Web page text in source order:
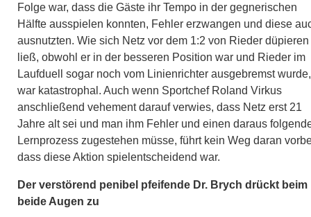
Folge war, dass die Gäste ihr Tempo in der gegnerischen
Hälfte ausspielen konnten, Fehler erzwangen und diese
ausnutzten. Wie sich Netz vor dem 1:2 von Rieder düpieren
ließ, obwohl er in der besseren Position war und Rieder im
Laufduell sogar noch vom Linienrichter ausgebremst wurde,
war katastrophal. Auch wenn Sportchef Roland Virkus
anschließend vehement darauf verwies, dass Netz erst 21
Jahre alt sei und man ihm Fehler und einen daraus
Lernprozess zugestehen müsse, führt kein Weg daran
dass diese Aktion spielentscheidend war.
Der verstörend penibel pfeifende Dr. Brych drückt beim
beide Augen zu